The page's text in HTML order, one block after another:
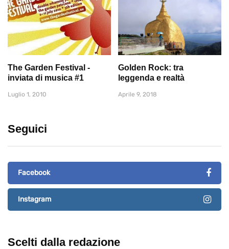
The Garden Festival -
inviata di musica #1
Luglio 1, 2010
Golden Rock: tra
leggenda e realtà
Aprile 9, 2018
Seguici
Facebook
Instagram
Scelti dalla redazione